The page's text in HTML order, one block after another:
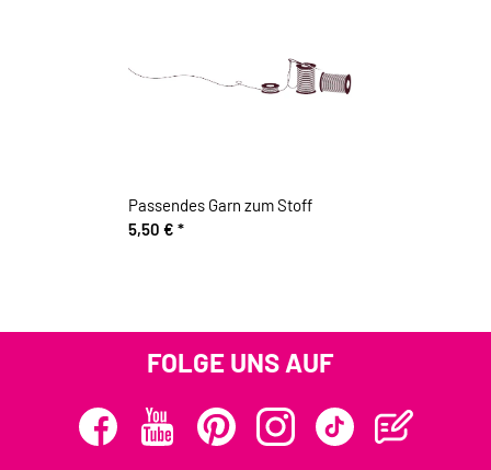
Passendes Garn zum Stoff
5,50 € *
FOLGE UNS AUF